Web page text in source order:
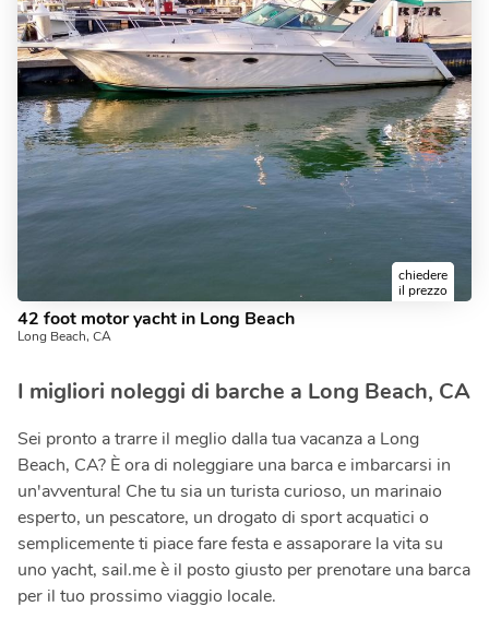
chiedere
il prezzo
42 foot motor yacht in Long Beach
Long Beach, CA
I migliori noleggi di barche a Long Beach, CA
Sei pronto a trarre il meglio dalla tua vacanza a Long
Beach, CA? È ora di noleggiare una barca e imbarcarsi in
un'avventura! Che tu sia un turista curioso, un marinaio
esperto, un pescatore, un drogato di sport acquatici o
semplicemente ti piace fare festa e assaporare la vita su
uno yacht, sail.me è il posto giusto per prenotare una barca
per il tuo prossimo viaggio locale.